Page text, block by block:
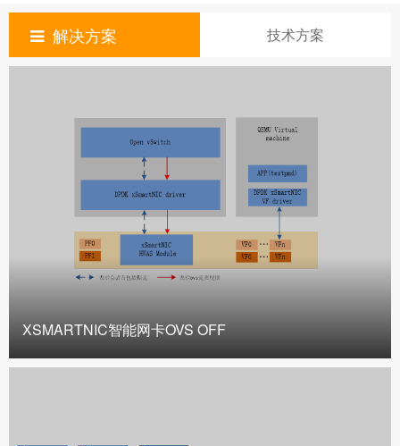
解决方案 技术方案
XSMARTNIC智能网卡OVS OFF